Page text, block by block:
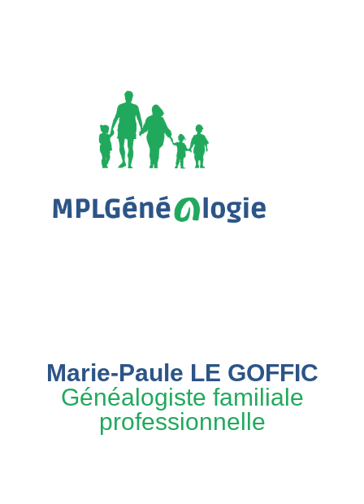
Marie-Paule LE GOFFIC
Généalogiste familiale
professionnelle